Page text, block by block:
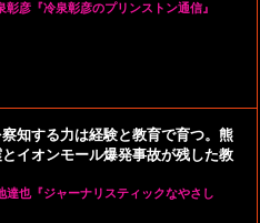
彰彦『冷泉彰彦のプリンストン通信』
知する力は経験と教育で育つ。熊
イオンモール爆発事故が残した教
達也『ジャーナリスティックなやさし